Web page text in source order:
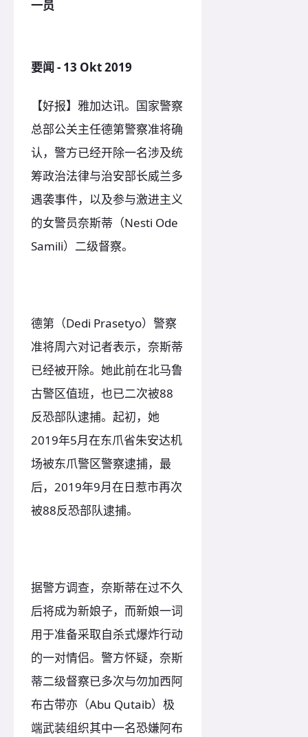
一员
要闻 - 13 Okt 2019
【好报】雅加达讯。国家警察
总部公关主任德第警察准将确
认，警方已经开除一名涉及统
筹政治法律与治安部长威兰多
遇袭事件，以及参与激进主义
的女警员奈斯蒂（Nesti Ode
Samili）二级督察。
德第（Dedi Prasetyo）警察
准将周六对记者表示，奈斯蒂
已经被开除。她此前在北马鲁
古警区值班，也已二次被88
反恐部队逮捕。起初，她
2019年5月在东爪省朱安达机
场被东爪警区警察逮捕，最
后，2019年9月在日惹市再次
被88反恐部队逮捕。
据警方调查，奈斯蒂在过不久
后将成为新娘子，而新娘一词
用于准备采取自杀式爆炸行动
的一对情侣。警方怀疑，奈斯
蒂二级督察已多次与勿加西阿
布古带亦（Abu Qutaib）极
端武装组织其中一名恐嫌阿布